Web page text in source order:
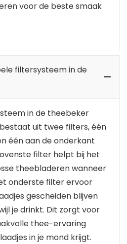
voor de beste smaak
filtersysteem in de
in de theebeker
uit twee filters, één
één aan de onderkant
filter helpt bij het
theebladeren wanneer
onderste filter ervoor
gescheiden blijven
je drinkt. Dit zorgt voor
thee-ervaring
in je mond krijgt.